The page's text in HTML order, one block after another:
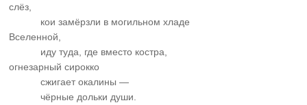
слёз,
кои замёрзли в могильном хладе
Вселенной,
иду туда, где вместо костра,
огнезарный сирокко
……….сжигает окалины —
……….чёрные дольки души.